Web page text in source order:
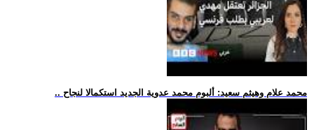
.. محمد علام وهيثم سعيد: ألبوم محمد عدوية الجديد استكمالا لنجاح